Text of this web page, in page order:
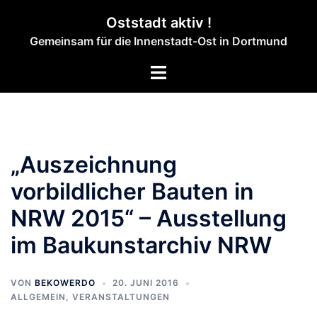
springen
Oststadt aktiv !
Gemeinsam für die Innenstadt-Ost in Dortmund
Menü
„Auszeichnung
vorbildlicher Bauten in
NRW 2015“ – Ausstellung
im Baukunstarchiv NRW
VON BEKOWERDO
20. JUNI 2016
ALLGEMEIN , VERANSTALTUNGEN